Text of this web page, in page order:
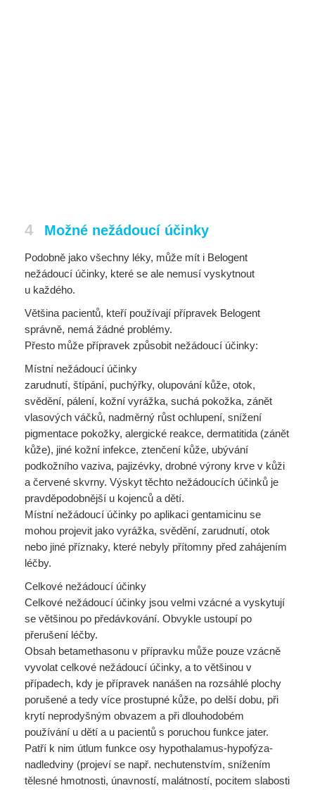
4 Možné nežádoucí účinky
Podobně jako všechny léky, může mít i Belogent
nežádoucí účinky, které se ale nemusí vyskytnout
u každého.
Většina pacientů, kteří používají přípravek Belogent
správně, nemá žádné problémy.
Přesto může přípravek způsobit nežádoucí účinky:
Místní nežádoucí účinky
zarudnutí, štípání, puchýřky, olupování kůže, otok,
svědění, pálení, kožní vyrážka, suchá pokožka, zánět
vlasových váčků, nadměrný růst ochlupení, snížení
pigmentace pokožky, alergické reakce, dermatitida (zánět
kůže), jiné kožní infekce, ztenčení kůže, ubývání
podkožního vaziva, pajizévky, drobné výrony krve v kůži
a červené skvrny. Výskyt těchto nežádoucích účinků je
pravděpodobnější u kojenců a dětí.
Místní nežádoucí účinky po aplikaci gentamicinu se
mohou projevit jako vyrážka, svědění, zarudnutí, otok
nebo jiné příznaky, které nebyly přítomny před zahájením
léčby.
Celkové nežádoucí účinky
Celkové nežádoucí účinky jsou velmi vzácné a vyskytují
se většinou po předávkování. Obvykle ustoupí po
přerušení léčby.
Obsah betamethasonu v přípravku může pouze vzácně
vyvolat celkové nežádoucí účinky, a to většinou v
případech, kdy je přípravek nanášen na rozsáhlé plochy
porušené a tedy více prostupné kůže, po delší dobu, při
krytí neprodyšným obvazem a při dlouhodobém
používání u dětí a u pacientů s poruchou funkce jater.
Patří k nim útlum funkce osy hypothalamus-hypofýza-
nadledviny (projeví se např. nechutenstvím, snížením
tělesné hmotnosti, únavností, malátností, pocitem slabosti